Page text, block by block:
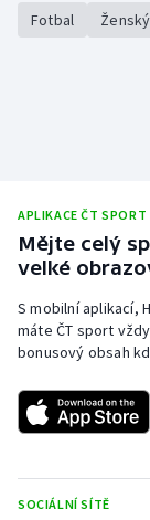
Fotbal
APLIKACE ČT SPORT
Mějte celý
velké
S mobilní aplikací,
máte ČT sport
bonusový obsah
SOCIÁLNÍ SÍTĚ